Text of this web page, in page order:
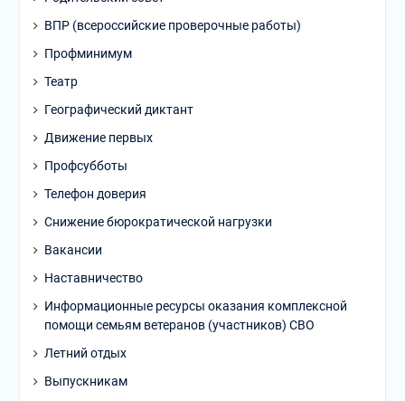
ВПР (всероссийские проверочные работы)
Профминимум
Театр
Географический диктант
Движение первых
Профсубботы
Телефон доверия
Снижение бюрократической нагрузки
Вакансии
Наставничество
Информационные ресурсы оказания комплексной
помощи семьям ветеранов (участников) СВО
Летний отдых
Выпускникам